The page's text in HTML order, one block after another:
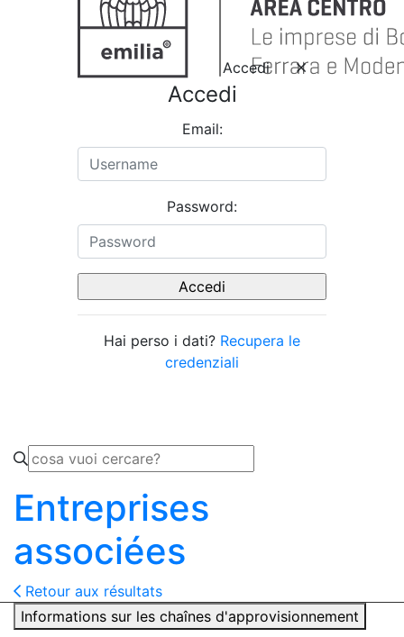
Accedi
Accedi
Email:
Password:
Hai perso i dati? Recupera le
credenziali
Entreprises
associées
Retour aux résultats
Informations sur les chaînes d'approvisionnement